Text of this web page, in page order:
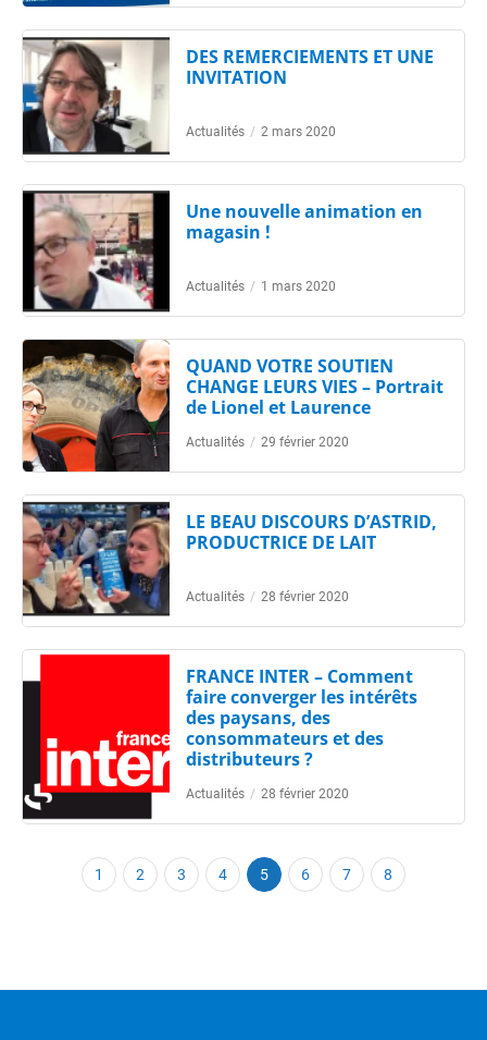
DES REMERCIEMENTS ET UNE
INVITATION
Actualités / 2 mars 2020
Une nouvelle animation en
magasin !
Actualités / 1 mars 2020
QUAND VOTRE SOUTIEN
CHANGE LEURS VIES – Portrait
de Lionel et Laurence
Actualités / 29 février 2020
LE BEAU DISCOURS D’ASTRID,
PRODUCTRICE DE LAIT
Actualités / 28 février 2020
FRANCE INTER – Comment
faire converger les intérêts
des paysans, des
consommateurs et des
distributeurs ?
Actualités / 28 février 2020
1 2 3 4 5 6 7 8